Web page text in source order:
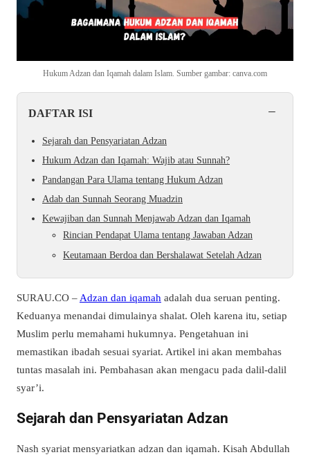
Hukum Adzan dan Iqamah dalam Islam. Sumber gambar: canva.com
DAFTAR ISI −
Sejarah dan Pensyariatan Adzan
Hukum Adzan dan Iqamah: Wajib atau Sunnah?
Pandangan Para Ulama tentang Hukum Adzan
Adab dan Sunnah Seorang Muadzin
Kewajiban dan Sunnah Menjawab Adzan dan Iqamah
Rincian Pendapat Ulama tentang Jawaban Adzan
Keutamaan Berdoa dan Bershalawat Setelah Adzan
SURAU.CO – Adzan dan iqamah adalah dua seruan penting.
Keduanya menandai dimulainya shalat. Oleh karena itu, setiap
Muslim perlu memahami hukumnya. Pengetahuan ini
memastikan ibadah sesuai syariat. Artikel ini akan membahas
tuntas masalah ini. Pembahasan akan mengacu pada dalil-dalil
syar’i.
Sejarah dan Pensyariatan Adzan
Nash syariat mensyariatkan adzan dan iqamah. Kisah Abdullah